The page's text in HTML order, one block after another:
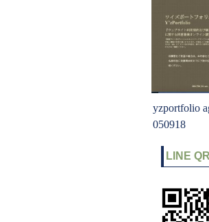
yzportfolio
050918
LINE QR